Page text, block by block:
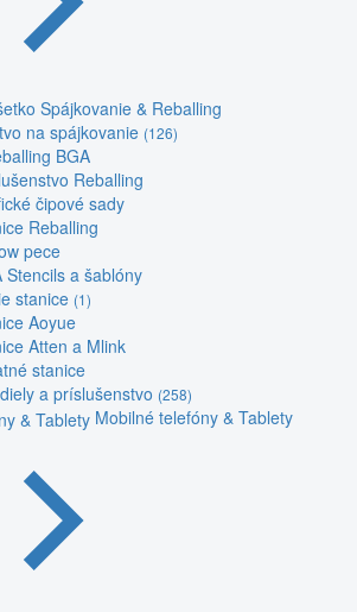
Spájkovanie & Reballing
na spájkovanie (126)
BGA
Reballing
čipové sady
Reballing
pece
Stencils a šablóny
stanice (1)
Aoyue
Atten a Mlink
stanice
a príslušenstvo (258)
Mobilné telefóny & Tablety